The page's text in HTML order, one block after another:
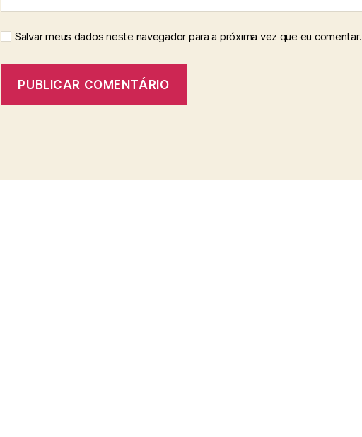
Salvar meus dados neste navegador para a próxima vez que eu comentar.